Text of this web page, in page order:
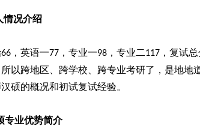
情况介绍
66 ，英语一77 ，专业一98 ，专业二117 ，复试
以跨地区、跨学校、跨专业考研了，是地地
硕的概况和初试复试经验。
专业优势简介